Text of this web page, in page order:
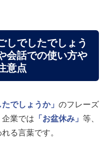
しでしたでしょう
会話での使い方や
意点
でしょうか」 のフレーズ
企業では 「お盆休み」 等、
る言葉です。